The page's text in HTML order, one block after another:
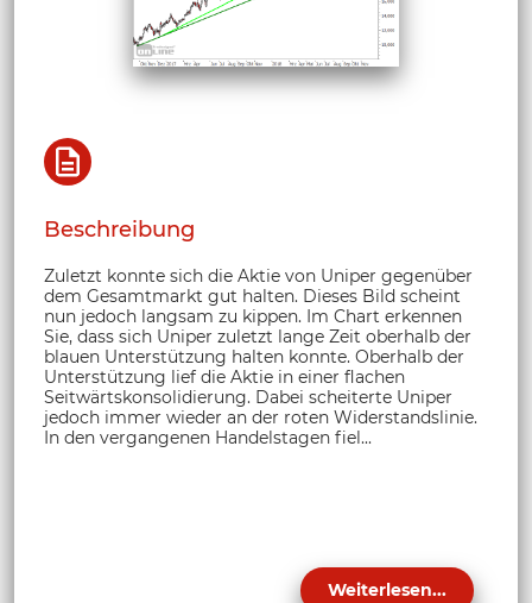
Beschreibung
Zuletzt konnte sich die Aktie von Uniper gegenüber
dem Gesamtmarkt gut halten. Dieses Bild scheint
nun jedoch langsam zu kippen. Im Chart erkennen
Sie, dass sich Uniper zuletzt lange Zeit oberhalb der
blauen Unterstützung halten konnte. Oberhalb der
Unterstützung lief die Aktie in einer flachen
Seitwärtskonsolidierung. Dabei scheiterte Uniper
jedoch immer wieder an der roten Widerstandslinie.
In den vergangenen Handelstagen fiel...
Weiterlesen...